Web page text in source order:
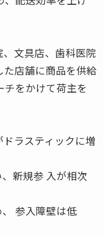
文具店、歯科医院
た店舗に商品を供給
チをかけて荷主を
ラスティックに増
新規参 入が相次
参入障壁は低